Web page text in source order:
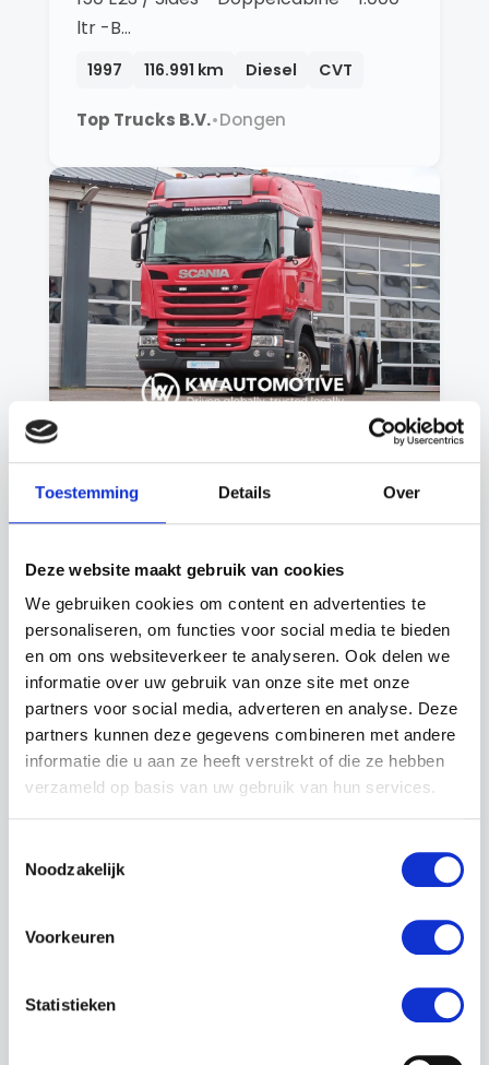
Toestemming Details Over
Deze website maakt gebruik van cookies
We gebruiken cookies om content en advertenties te
personaliseren, om functies voor social media te bieden
en om ons websiteverkeer te analyseren. Ook delen we
informatie over uw gebruik van onze site met onze
partners voor social media, adverteren en analyse. Deze
partners kunnen deze gegevens combineren met andere
informatie die u aan ze heeft verstrekt of die ze hebben
verzameld op basis van uw gebruik van hun services.
Noodzakelijk
Voorkeuren
Statistieken
ltr -B…
1997 116.991 km Diesel CVT
Top Trucks B.V.•Dongen
R490 8X4*4/ RETARDER/ FULL AIR/
2016 919.424 km
Diesel
KW-Automotive Trucks•Wijchen
op aanvraag